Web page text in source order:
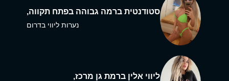
סטודנטית ברמה גבוהה בפתח תקווה,
נערות ליווי בדרום
ליווי אלין ברמת גן מרכז,